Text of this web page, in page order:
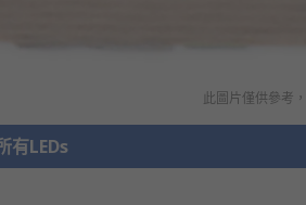
此圖片僅供參考
有LEDs